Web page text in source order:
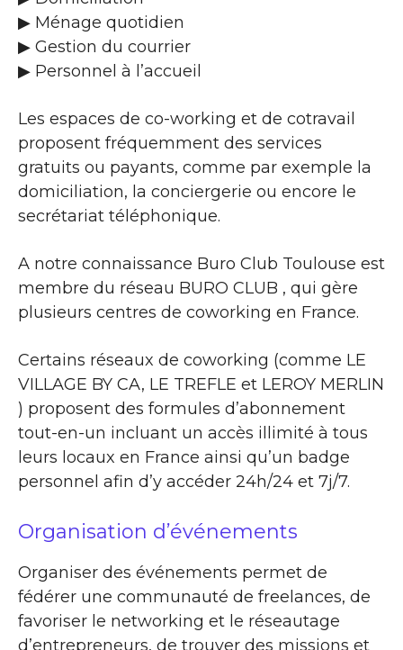
▶​ Ménage quotidien
▶​ Gestion du courrier
▶​ Personnel à l’accueil
Les espaces de co-working et de cotravail
proposent fréquemment des services
gratuits ou payants, comme par exemple la
domiciliation, la conciergerie ou encore le
secrétariat téléphonique.
A notre connaissance Buro Club Toulouse est
membre du réseau BURO CLUB , qui gère
plusieurs centres de coworking en France.
Certains réseaux de coworking (comme LE
VILLAGE BY CA, LE TREFLE et LEROY MERLIN
) proposent des formules d’abonnement
tout-en-un incluant un accès illimité à tous
leurs locaux en France ainsi qu’un badge
personnel afin d’y accéder 24h/24 et 7j/7.
Organisation d’événements
Organiser des événements permet de
fédérer une communauté de freelances, de
favoriser le networking et le réseautage
d’entrepreneurs, de trouver des missions et